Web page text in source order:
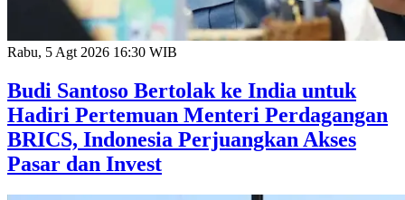
Rabu, 5 Agt 2026 16:30 WIB
Budi Santoso Bertolak ke India untuk
Hadiri Pertemuan Menteri Perdagangan
BRICS, Indonesia Perjuangkan Akses
Pasar dan Invest